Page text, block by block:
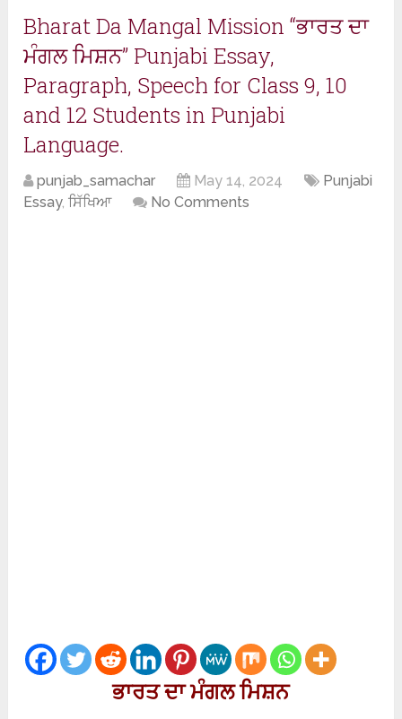
Bharat Da Mangal Mission “ਭਾਰਤ ਦਾ
ਮੰਗਲ ਮਿਸ਼ਨ” Punjabi Essay,
Paragraph, Speech for Class 9, 10
and 12 Students in Punjabi
Language.
punjab_samachar May 14, 2024
Punjabi
Essay,ਸਿੱਖਿਆ No Comments
ਭਾਰਤ ਦਾ ਮੰਗਲ ਮਿਸ਼ਨ